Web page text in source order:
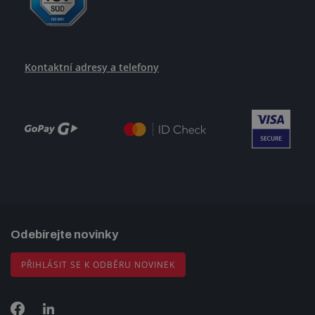
Kontaktní adresy a telefony
Odebírejte novinky
PŘIHLÁSIT SE K ODBĚRU NOVINEK